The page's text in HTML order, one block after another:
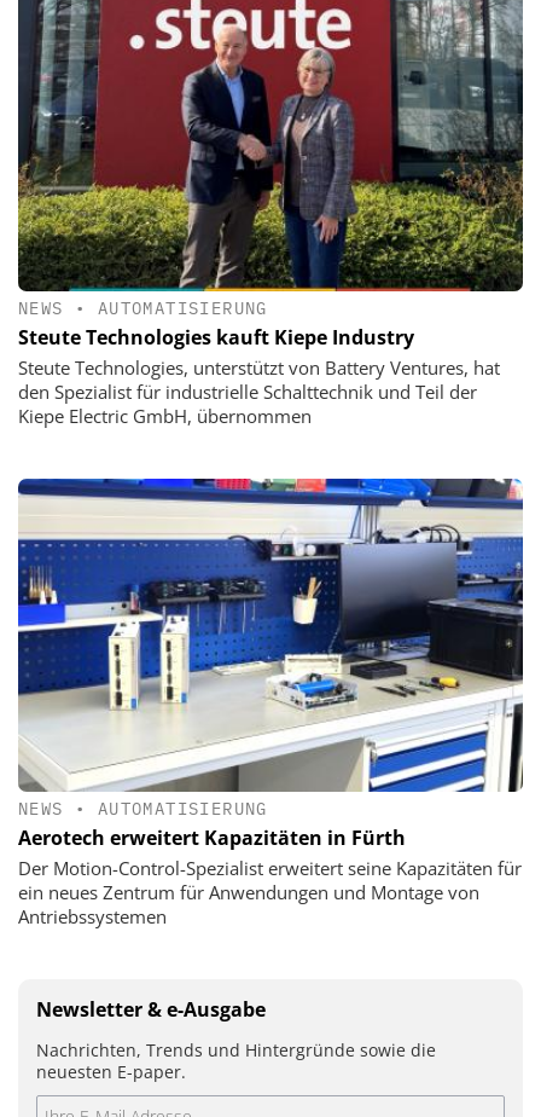
NEWS • AUTOMATISIERUNG
Steute Technologies kauft Kiepe Industry
Steute Technologies, unterstützt von Battery Ventures, hat
den Spezialist für industrielle Schalttechnik und Teil der
Kiepe Electric GmbH, übernommen
NEWS • AUTOMATISIERUNG
Aerotech erweitert Kapazitäten in Fürth
Der Motion-Control-Spezialist erweitert seine Kapazitäten für
ein neues Zentrum für Anwendungen und Montage von
Antriebssystemen
Newsletter & e-Ausgabe
Nachrichten, Trends und Hintergründe sowie die
neuesten E-paper.